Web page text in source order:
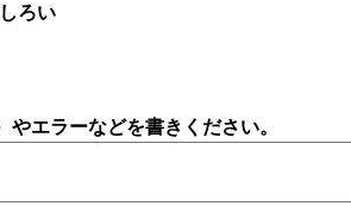
ろい
エラーなどを書きください。